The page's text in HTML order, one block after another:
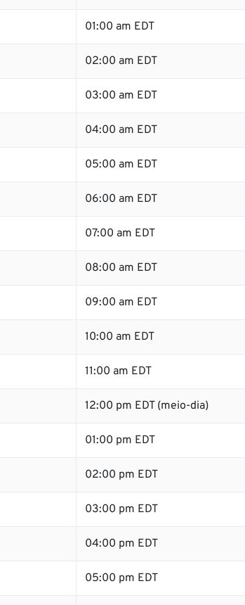
01:00 am EDT
02:00 am EDT
03:00 am EDT
04:00 am EDT
05:00 am EDT
06:00 am EDT
07:00 am EDT
08:00 am EDT
09:00 am EDT
10:00 am EDT
11:00 am EDT
12:00 pm EDT (meio-dia)
01:00 pm EDT
02:00 pm EDT
03:00 pm EDT
04:00 pm EDT
05:00 pm EDT